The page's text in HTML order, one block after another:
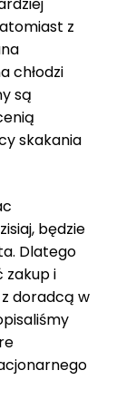
z
chłodzi
są
skakania
będzie
Dlatego
zakup i
doradcą w